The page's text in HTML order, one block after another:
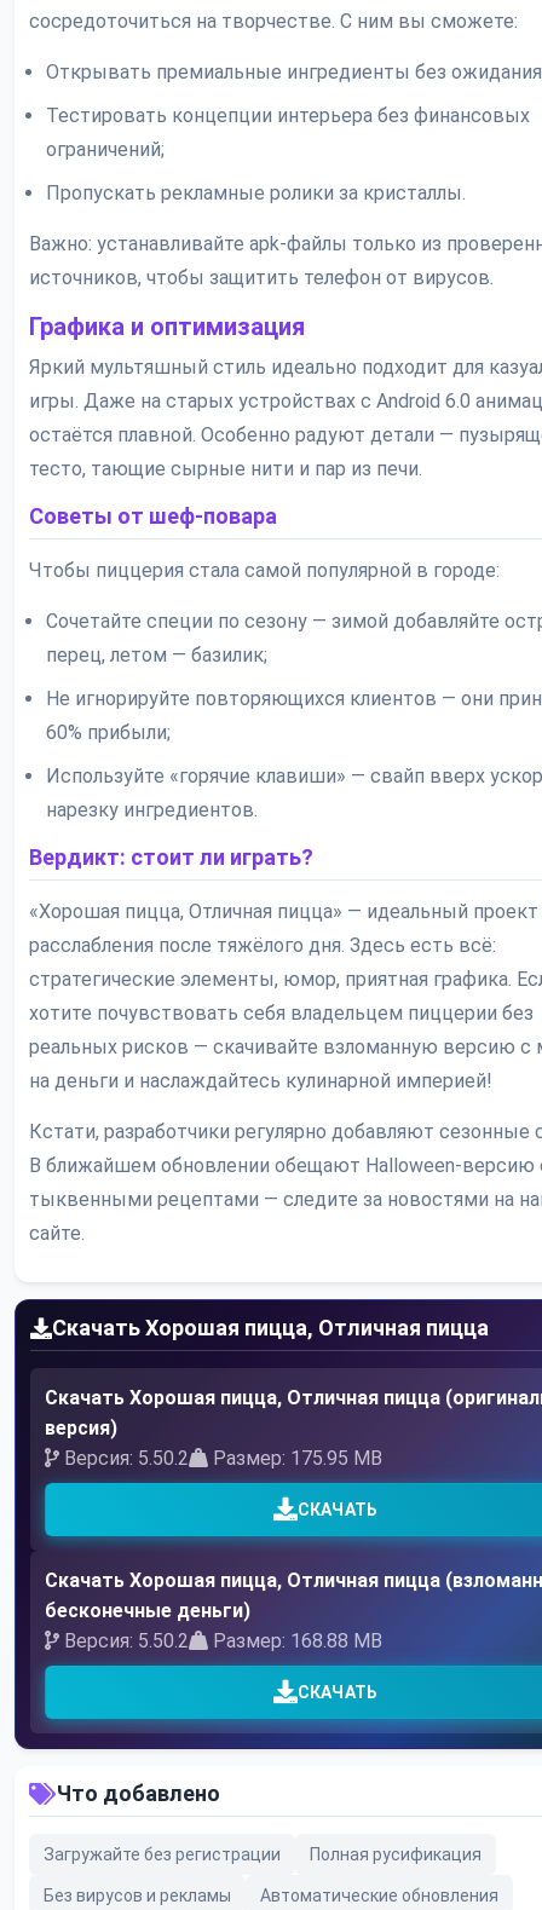
сосредоточиться на творчестве. С ним вы сможете:
Открывать премиальные ингредиенты без
Тестировать концепции интерьера без финансовых
ограничений;
Пропускать рекламные ролики за кристаллы.
Важно: устанавливайте apk-файлы только из
источников, чтобы защитить телефон от вирусов.
Графика и оптимизация
Яркий мультяшный стиль идеально подходит для
игры. Даже на старых устройствах с Android 6.0
остаётся плавной. Особенно радуют детали —
тесто, тающие сырные нити и пар из печи.
Советы от шеф-повара
Чтобы пиццерия стала самой популярной в городе:
Сочетайте специи по сезону — зимой добавляйте
перец, летом — базилик;
Не игнорируйте повторяющихся клиентов — они
60% прибыли;
Используйте «горячие клавиши» — свайп вверх
нарезку ингредиентов.
Вердикт: стоит ли играть?
«Хорошая пицца, Отличная пицца» — идеальный проект
расслабления после тяжёлого дня. Здесь есть всё:
стратегические элементы, юмор, приятная графика.
хотите почувствовать себя владельцем пиццерии без
реальных рисков — скачивайте взломанную версию с
на деньги и наслаждайтесь кулинарной империей!
Кстати, разработчики регулярно добавляют сезонные
В ближайшем обновлении обещают Halloween-версию
тыквенными рецептами — следите за новостями на
сайте.
Скачать Хорошая пицца, Отличная пицца
Скачать Хорошая пицца, Отличная пицца
версия)
Версия: 5.50.2
Размер: 175.95 MB
СКАЧАТЬ
Скачать Хорошая пицца, Отличная пицца
бесконечные деньги)
Версия: 5.50.2
Размер: 168.88 MB
СКАЧАТЬ
Что добавлено
Загружайте без регистрации Полная русификация
Без вирусов и рекламы Автоматические обновления